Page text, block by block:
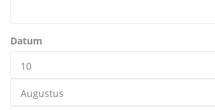
Datum